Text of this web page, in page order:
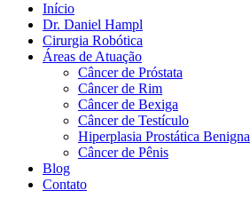
Início
Dr. Daniel Hampl
Cirurgia Robótica
Áreas de Atuação
Câncer de Próstata
Câncer de Rim
Câncer de Bexiga
Câncer de Testículo
Hiperplasia Prostática Benigna
Câncer de Pênis
Blog
Contato